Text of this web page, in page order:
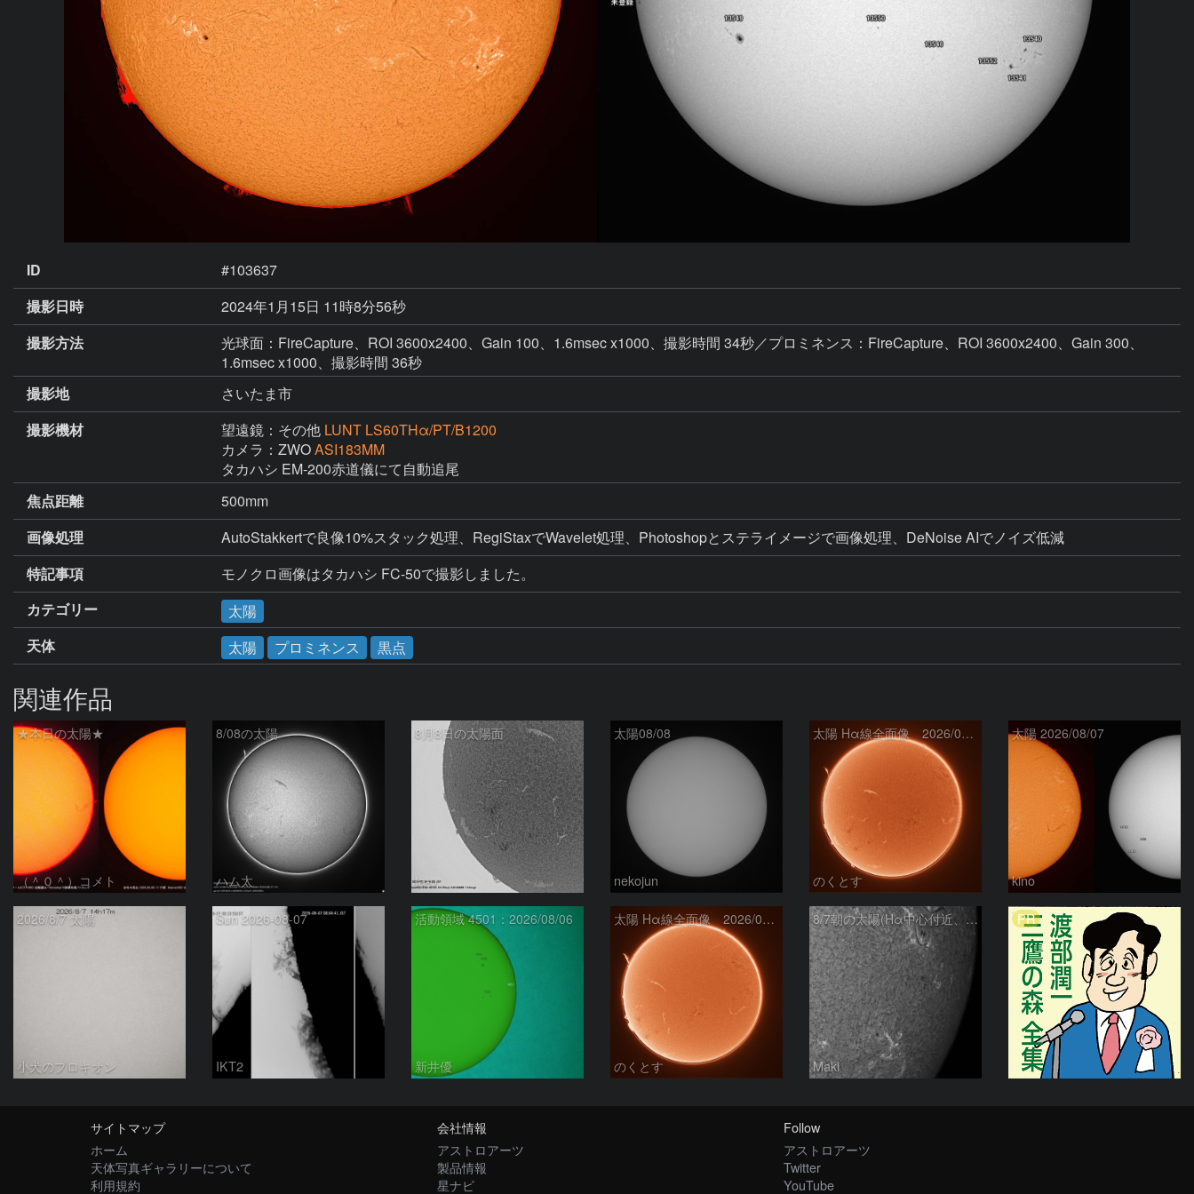
ID
#103637
撮影日時
2024年1月15日 11時8分56秒
撮影方法
光球面：FireCapture、ROI 3600x2400、Gain 100、1.6msec x1000、撮影時間 34秒／プロミネンス：FireCapture、ROI 3600x2400、Gain 300、
1.6msec x1000、撮影時間 36秒
撮影地
さいたま市
撮影機材
望遠鏡：その他 LUNT LS60THα/PT/B1200
カメラ：ZWOASI183MM
タカハシ EM-200赤道儀にて自動追尾
焦点距離
500mm
画像処理
AutoStakkertで良像10%スタック処理、RegiStaxでWavelet処理、Photoshopとステライメージで画像処理、DeNoise AIでノイズ低減
特記事項
モノクロ画像はタカハシ FC-50で撮影しました。
カテゴリー
太陽
天体
太陽 プロミネンス 黒点
関連作品
★本日の太陽★
（＾０＾）コメト
8/08の太陽
ハム太
8月8日の太陽面
ta-o
太陽08/08
nekojun
太陽 Hα線全面像 2026/08/08
のくとす
太陽 2026/08/07
kino
2026/8/7 太陽
小犬のプロキオン
Sun 2026-08-07
IKT2
活動領域 4501：2026/08/06
新井優
太陽 Hα線全面像 2026/08/07
のくとす
8/7朝の太陽(Hα中心付近、4498、4502付近)
Maki
PR
サイトマップ
ホーム
天体写真ギャラリーについて
利用規約
会社情報
アストロアーツ
製品情報
星ナビ
Follow
アストロアーツ
Twitter
YouTube